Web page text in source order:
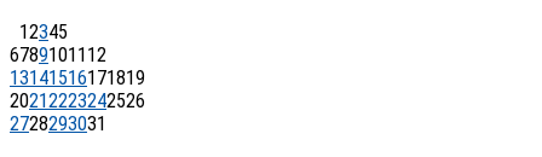
12345
67891011 12
13141516171819
20212223242526
2728293031